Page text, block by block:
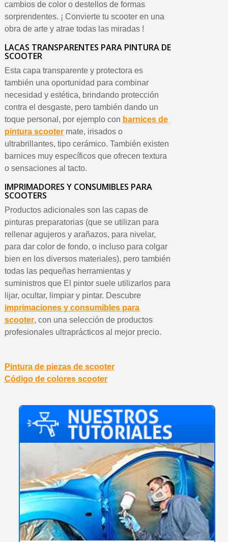
cambios de color o destellos de formas
sorprendentes. ¡ Convierte tu scooter en una
obra de arte y atrae todas las miradas !
LACAS TRANSPARENTES PARA PINTURA DE
SCOOTER
Esta capa transparente y protectora es
también una oportunidad para combinar
necesidad y estética, brindando protección
contra el desgaste, pero también dando un
toque personal, por ejemplo con barnices de
pintura scootermate, irisados o
ultrabrillantes, tipo cerámico. También existen
barnices muy específicos que ofrecen textura
o sensaciones al tacto.
IMPRIMADORES Y CONSUMIBLES PARA
SCOOTERS
Productos adicionales son las capas de
pinturas preparatorias (que se utilizan para
rellenar agujeros y arañazos, para nivelar,
para dar color de fondo, o incluso para colgar
bien en los diversos materiales), pero también
todas las pequeñas herramientas y
suministros que El pintor suele utilizarlos para
lijar, ocultar, limpiar y pintar. Descubre
imprimaciones y consumibles para
scooter, con una selección de productos
profesionales ultraprácticos al mejor precio.
Pintura de piezas de scooter
Código de colores scooter